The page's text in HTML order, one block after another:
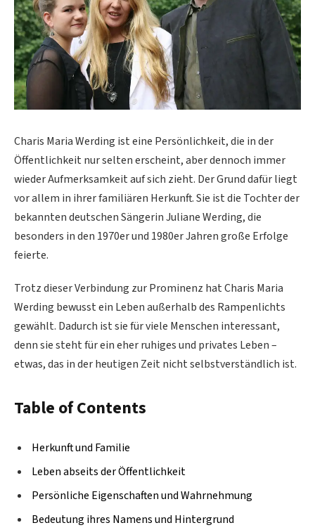
Charis Maria Werding ist eine Persönlichkeit, die in der
Öffentlichkeit nur selten erscheint, aber dennoch immer
wieder Aufmerksamkeit auf sich zieht. Der Grund dafür liegt
vor allem in ihrer familiären Herkunft. Sie ist die Tochter der
bekannten deutschen Sängerin Juliane Werding, die
besonders in den 1970er und 1980er Jahren große Erfolge
feierte.
Trotz dieser Verbindung zur Prominenz hat Charis Maria
Werding bewusst ein Leben außerhalb des Rampenlichts
gewählt. Dadurch ist sie für viele Menschen interessant,
denn sie steht für ein eher ruhiges und privates Leben –
etwas, das in der heutigen Zeit nicht selbstverständlich ist.
Table of Contents
Herkunft und Familie
Leben abseits der Öffentlichkeit
Persönliche Eigenschaften und Wahrnehmung
Bedeutung ihres Namens und Hintergrund